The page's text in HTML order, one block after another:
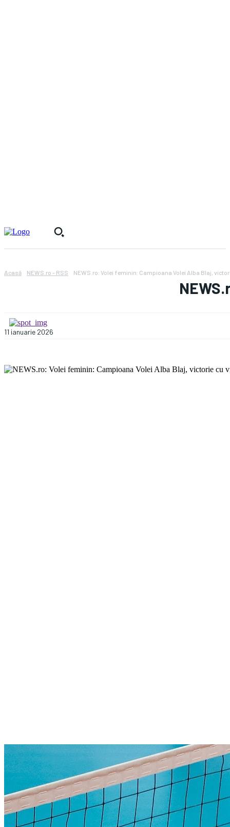
Acasă NEWS.ro - RSS NEWS.ro: Volei feminin: Campioana Volei Alba Blaj,
11 ianuarie 2026